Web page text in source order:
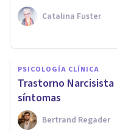
Catalina Fuster
PSICOLOGÍA CLÍNICA
Trastorno Narcisista
síntomas
Bertrand Regader
El estrés
estar
Merche Moriana